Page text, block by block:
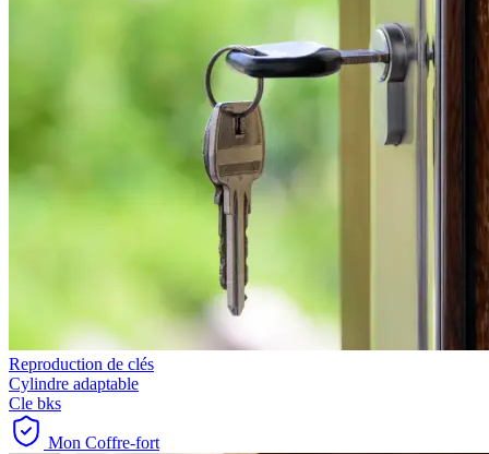
Reproduction de clés
Cylindre adaptable
Cle bks
Mon Coffre-fort